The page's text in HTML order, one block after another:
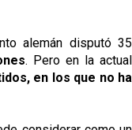
alemán disputó 35
. Pero en la actual
en los que no ha